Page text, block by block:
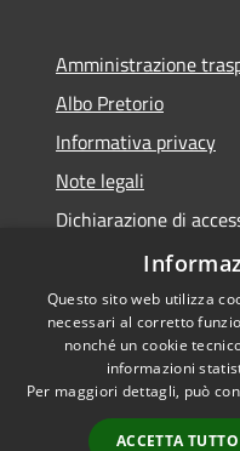
Amministrazione
Albo Pretorio
Informativa privacy
Note legali
Dichiarazione di
Accessibilità
Privacy
Questo sito web utilizza
necessari al corretto
nonché un cookie
informazioni
Per maggiori dettagli, può
ACCETTA TUTTO